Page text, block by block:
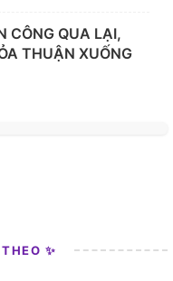
CÔNG QUA LẠI,
THUẬN XUỐNG
✨